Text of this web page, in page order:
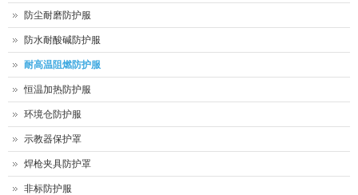
防尘耐磨防护服
防水耐酸碱防护服
耐高温阻燃防护服
恒温加热防护服
环境仓防护服
示教器保护罩
焊枪夹具防护罩
非标防护服